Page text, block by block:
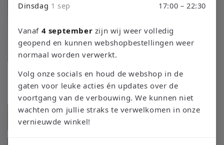
Nintendo Wii Remote (Wii
MotionPlus) Controller (Wit)
Normale
prijs
€29,95 EUR
Aan winkelwagen
toevoegen
Nintendo Wii Remote (Wii
MotionPlus) Controller (Zwart)
Normale
prijs
€34,95 EUR
Aan winkelwagen
Dinsdag 1 sep 17:00 – 22:30
Vanaf 4 september zijn wij weer volledig
geopend en kunnen webshopbestellingen weer
normaal worden verwerkt.
Volg onze socials en houd de webshop in de
gaten voor leuke acties én updates over de
voortgang van de verbouwing. We kunnen niet
wachten om jullie straks te verwelkomen in onze
vernieuwde winkel!